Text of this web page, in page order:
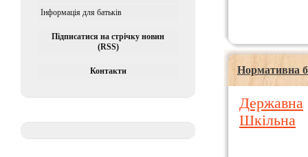
Інформація для батьків
Підписатися на стрічку новин
(RSS)
Контакти Нормативна
Державна
Шкільна